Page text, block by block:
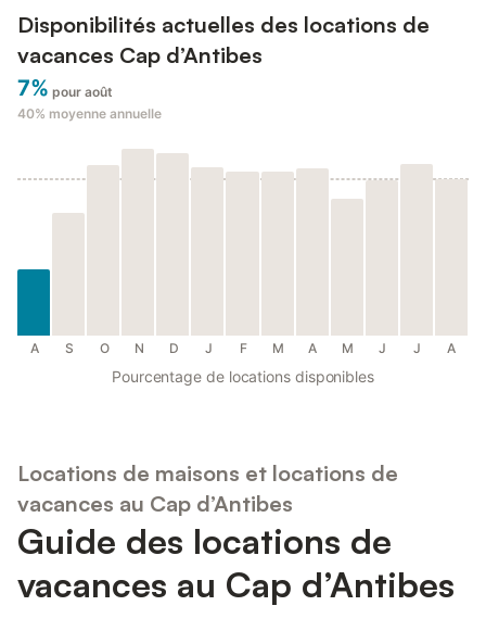
Disponibilités actuelles des locations de
vacances Cap d’Antibes
7% pour août
40% moyenne annuelle
A S O N D J F M A M J J A
Pourcentage de locations disponibles
Locations de maisons et locations de
vacances au Cap d’Antibes
Guide des locations de
vacances au Cap d’Antibes